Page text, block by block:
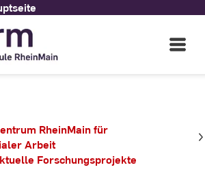
Open
Main
RheinMain für
­Arbeit
Forschungsprojekte